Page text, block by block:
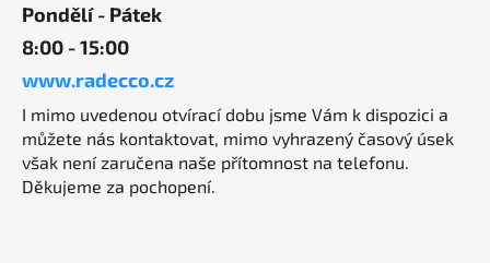
Pondělí - Pátek
8:00 - 15:00
www.radecco.cz
I mimo uvedenou otvírací dobu jsme Vám k dispozici a
můžete nás kontaktovat, mimo vyhrazený časový úsek
však není zaručena naše přítomnost na telefonu.
Děkujeme za pochopení.